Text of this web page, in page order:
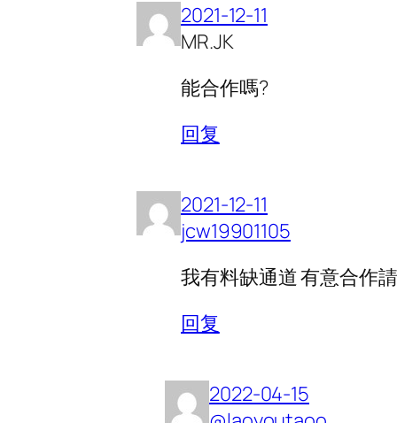
2021-12-11
MR.JK
能合作嗎?
回复
2021-12-11
jcw19901105
我有料缺通道 有意合作
回复
2022-04-15